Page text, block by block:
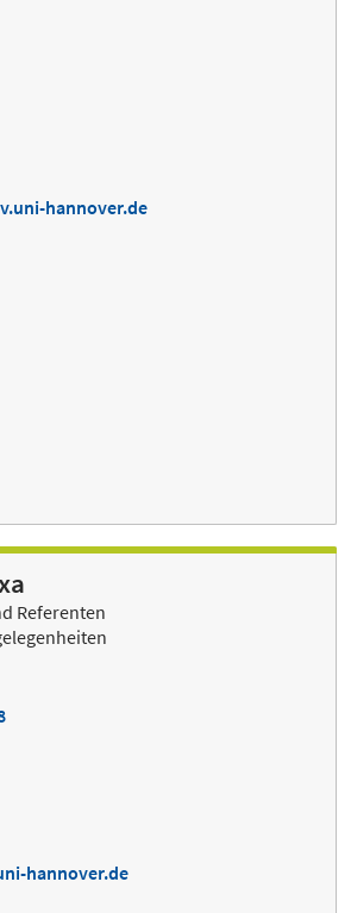
hannover.de
Referenten
hannover.de